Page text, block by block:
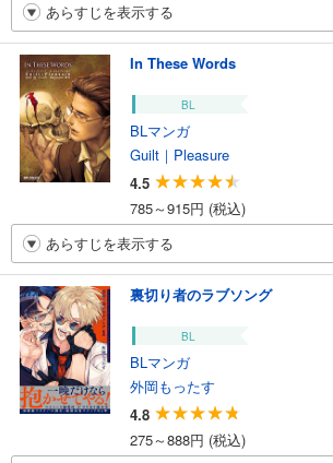
あらすじを表示する
In These Words
BL
BLマンガ
Guilt｜Pleasure
4.5
785～915円 (税込)
あらすじを表示する
裏切り者のラブソング
BL
BLマンガ
外岡もったす
4.8
275～888円 (税込)